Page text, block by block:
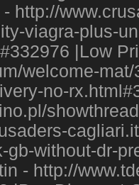
http://
viagra-plus-
|Low
welcome-
no-
gb-without-dr-
- http://